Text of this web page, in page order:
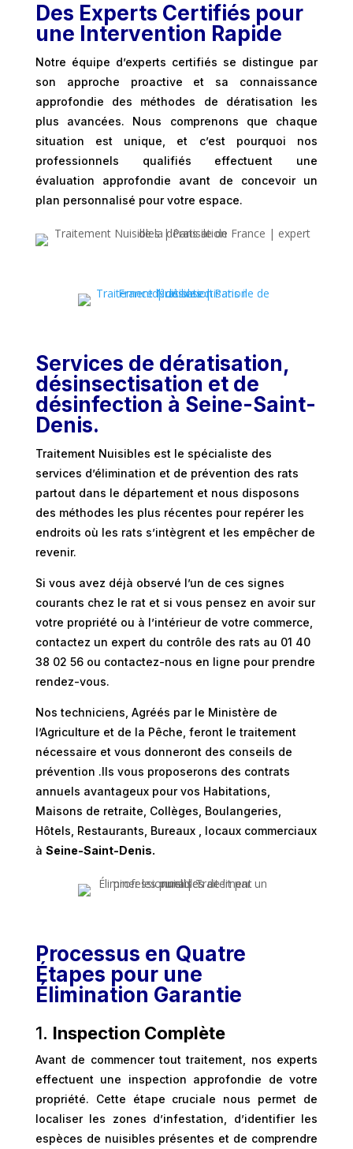
Des Experts Certifiés pour
une Intervention Rapide
Notre équipe d’experts certifiés se distingue par
son approche proactive et sa connaissance
approfondie des méthodes de dératisation les
plus avancées. Nous comprenons que chaque
situation est unique, et c’est pourquoi nos
professionnels qualifiés effectuent une
évaluation approfondie avant de concevoir un
plan personnalisé pour votre espace.
Services de dératisation,
désinsectisation et de
désinfection à Seine-Saint-
Denis.
Traitement Nuisibles est le spécialiste des
services d’élimination et de prévention des rats
partout dans le département et nous disposons
des méthodes les plus récentes pour repérer les
endroits où les rats s’intègrent et les empêcher de
revenir.
Si vous avez déjà observé l’un de ces signes
courants chez le rat et si vous pensez en avoir sur
votre propriété ou à l’intérieur de votre commerce,
contactez un expert du contrôle des rats au 01 40
38 02 56 ou contactez-nous en ligne pour prendre
rendez-vous.
Nos techniciens, Agréés par le Ministère de
l’Agriculture et de la Pêche, feront le traitement
nécessaire et vous donneront des conseils de
prévention .Ils vous proposerons des contrats
annuels avantageux pour vos Habitations,
Maisons de retraite, Collèges, Boulangeries,
Hôtels, Restaurants, Bureaux , locaux commerciaux
à Seine-Saint-Denis.
Processus en Quatre
Étapes pour une
Élimination Garantie
1. Inspection Complète
Avant de commencer tout traitement, nos experts
effectuent une inspection approfondie de votre
propriété. Cette étape cruciale nous permet de
localiser les zones d’infestation, d’identifier les
espèces de nuisibles présentes et de comprendre